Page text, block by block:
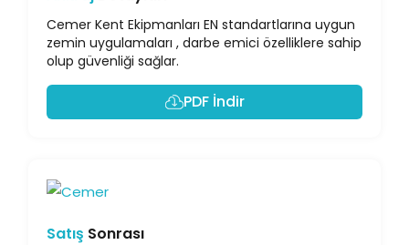
Cemer Kent Ekipmanları EN standartlarına uygun
zemin uygulamaları , darbe emici özelliklere sahip
olup güvenliği sağlar.
PDF İndir
Satış Sonrası